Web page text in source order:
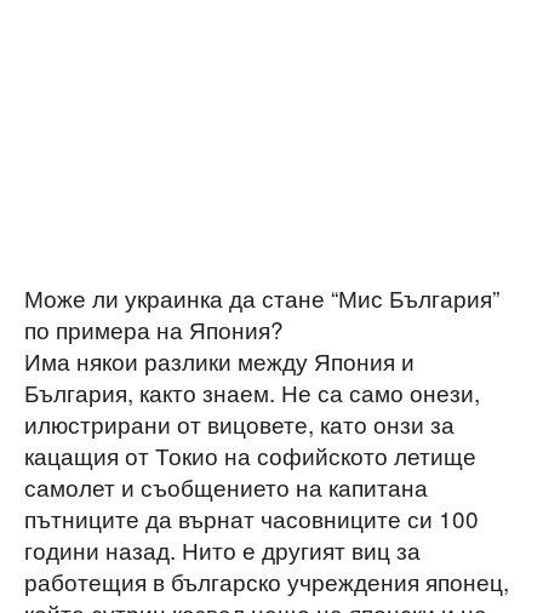
Може ли украинка да стане “Мис България”
по примера на Япония?
Има някои разлики между Япония и
България, както знаем. Не са само онези,
илюстрирани от вицовете, като онзи за
кацащия от Токио на софийското летище
самолет и съобщението на капитана
пътниците да върнат часовниците си 100
години назад. Нито е другият виц за
работещия в българско учреждения японец,